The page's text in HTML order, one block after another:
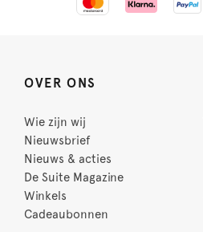
OVER ONS
Wie zijn wij
Nieuwsbrief
Nieuws & acties
De Suite Magazine
Winkels
Cadeaubonnen